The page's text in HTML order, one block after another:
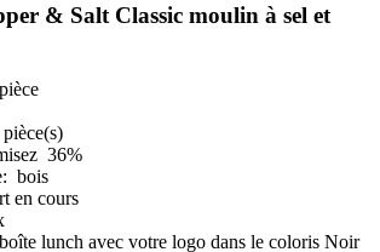
& Salt Classic moulin à sel et
36%
bois
en cours